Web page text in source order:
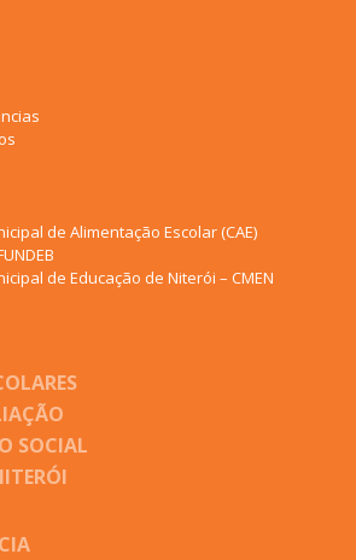
de Alimentação Escolar (CAE)
de Educação de Niterói – CMEN
SOCIAL